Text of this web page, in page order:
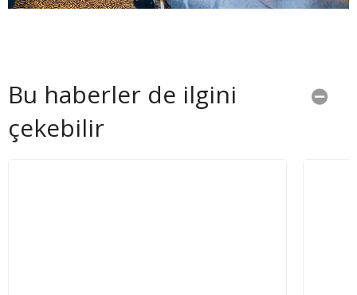
Bu haberler de ilgini
çekebilir